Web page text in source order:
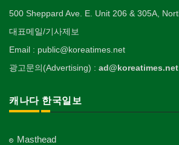
500 Sheppard Ave. E. Unit 206 & 305A,
대표메일/기사제보
Email : public@koreatimes.net
광고문의(Advertising) : ad@koreatimes.net
캐나다 한국일보
Masthead